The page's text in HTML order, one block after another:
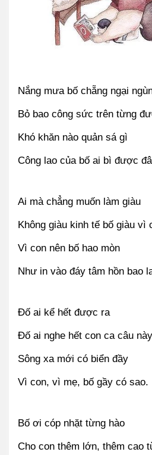
Nắng mưa bố chẵng ngại
Bỏ bao công sức trên từng
Khó khăn nào quản sá gì
Công lao của bố ai bì được
Ai mà chẳng muốn làm giàu
Không giàu kinh tế bố giàu vì
Vì con nên bố hao mòn
Như in vào đáy tâm hồn bao
Đố ai kể hết được ra
Đố ai nghe hết con ca câu này
Sông xa mới có biển đầy
Vì con, vì mẹ, bố gầy có sao.
Bố ơi cóp nhặt từng hào
Cho con thêm lớn, thêm cao